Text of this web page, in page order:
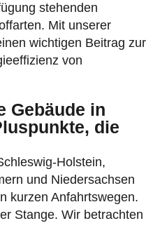
stehenden
Mit unserer
wichtigen Beitrag zur
von
Gebäude in
die
Holstein,
und Niedersachsen
kurzen Anfahrtswegen.
Stange. Wir betrachten